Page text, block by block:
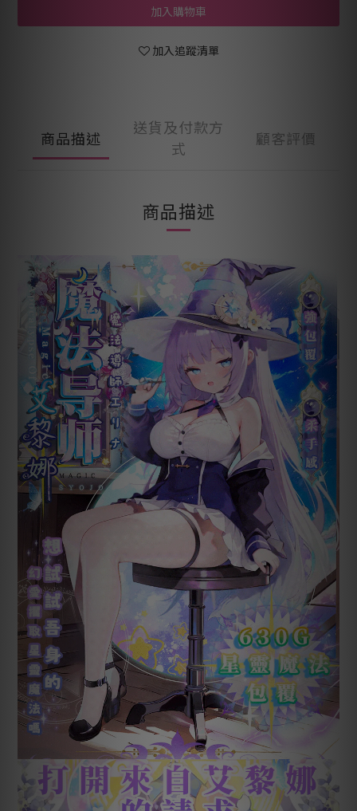
加入購物車
加入追蹤清單
商品描述
送貨及付款方
式
顧客評價
商品描述